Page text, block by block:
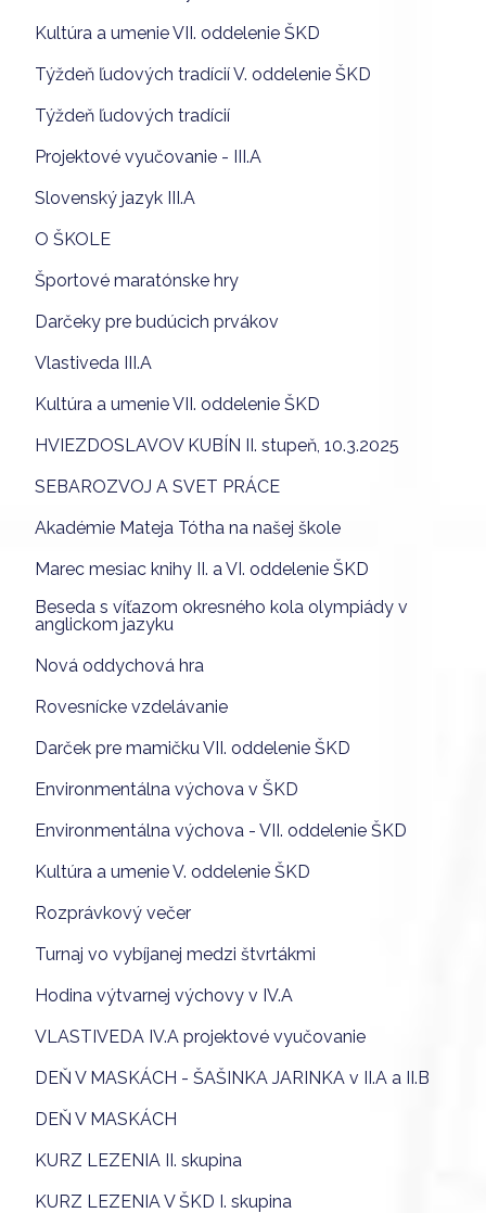
Kultúra a umenie VII. oddelenie ŠKD
Týždeň ľudových tradícií V. oddelenie ŠKD
Týždeň ľudových tradícií
Projektové vyučovanie - III.A
Slovenský jazyk III.A
O ŠKOLE
Športové maratónske hry
Darčeky pre budúcich prvákov
Vlastiveda III.A
Kultúra a umenie VII. oddelenie ŠKD
HVIEZDOSLAVOV KUBÍN II. stupeň, 10.3.2025
SEBAROZVOJ A SVET PRÁCE
Akadémie Mateja Tótha na našej škole
Marec mesiac knihy II. a VI. oddelenie ŠKD
Beseda s víťazom okresného kola olympiády v
anglickom jazyku
Nová oddychová hra
Rovesnícke vzdelávanie
Darček pre mamičku VII. oddelenie ŠKD
Environmentálna výchova v ŠKD
Environmentálna výchova - VII. oddelenie ŠKD
Kultúra a umenie V. oddelenie ŠKD
Rozprávkový večer
Turnaj vo vybíjanej medzi štvrtákmi
Hodina výtvarnej výchovy v IV.A
VLASTIVEDA IV.A projektové vyučovanie
DEŇ V MASKÁCH - ŠAŠINKA JARINKA v II.A a II.B
DEŇ V MASKÁCH
KURZ LEZENIA II. skupina
KURZ LEZENIA V ŠKD I. skupina